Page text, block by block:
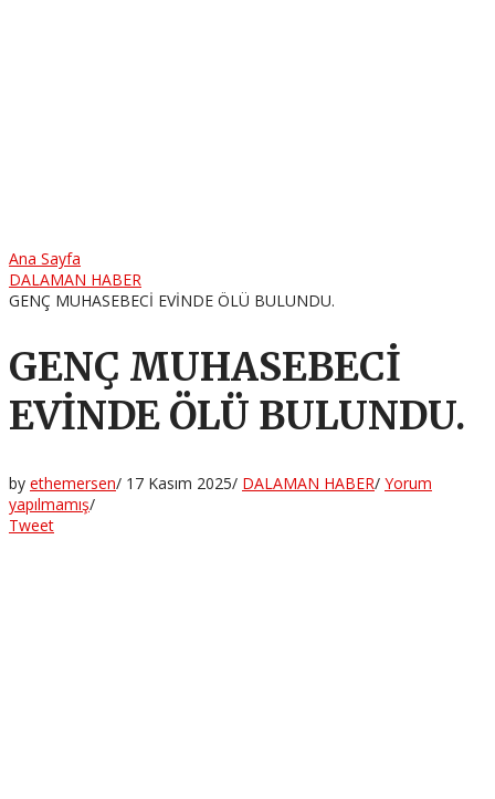
Ana Sayfa
DALAMAN HABER
GENÇ MUHASEBECİ EVİNDE ÖLÜ BULUNDU.
GENÇ MUHASEBECİ
EVİNDE ÖLÜ BULUNDU.
by ethemersen/ 17 Kasım 2025/ DALAMAN HABER/ Yorum
yapılmamış/
Tweet